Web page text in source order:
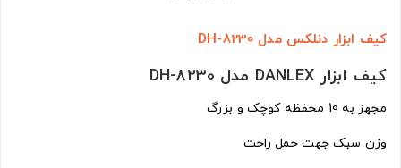
کیف ابزار دنلکس مدل DH-8230
کیف ابزار DANLEX مدل DH-8230
مجهز به 10 محفظه کوچک و بزرگ
وزن سبک جهت حمل راحت